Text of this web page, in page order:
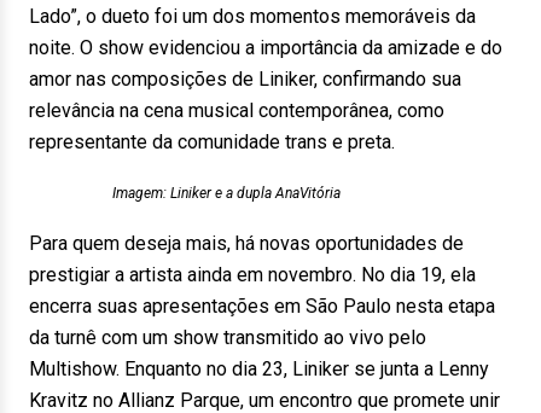
Lado”, o dueto foi um dos momentos memoráveis da
noite. O show evidenciou a importância da amizade e do
amor nas composições de Liniker, confirmando sua
relevância na cena musical contemporânea, como
representante da comunidade trans e preta.
Imagem: Liniker e a dupla AnaVitória
Para quem deseja mais, há novas oportunidades de
prestigiar a artista ainda em novembro. No dia 19, ela
encerra suas apresentações em São Paulo nesta etapa
da turnê com um show transmitido ao vivo pelo
Multishow. Enquanto no dia 23, Liniker se junta a Lenny
Kravitz no Allianz Parque, um encontro que promete unir